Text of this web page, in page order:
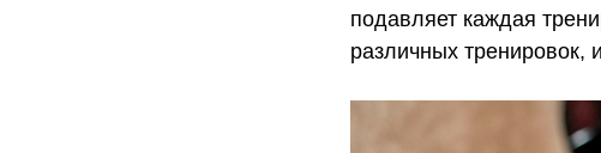
подавляет каждая
различных тренировок,